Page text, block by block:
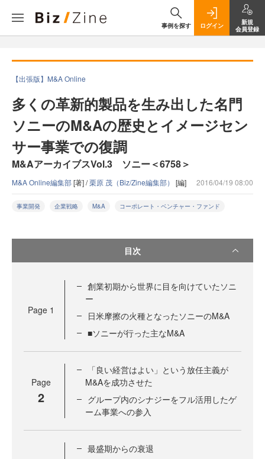
事例を探す ログイン
新規
会員登録
【出張版】M&A Online
多くの革新的製品を生み出した名門
ソニーのM&Aの歴史とイメージセン
サー事業での復調
M&AアーカイブスVol.3 ソニー＜6758＞
M&A Online編集部[著] /栗原 茂（Biz/Zine編集部） [編] 2016/04/19 08:00
事業開発 企業戦略 M&A コーポレート・ベンチャー・ファンド
目次
Page 1
創業初期から世界に目を向けていたソニ
ー
日米摩擦の火種となったソニーのM&A
■ソニーが行った主なM&A
Page
2
「良い経営はよい」という放任主義が
M&Aを成功させた
グループ内のシナジーをフル活用したゲ
ーム事業への参入
最盛期からの衰退